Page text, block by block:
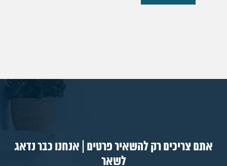
אתם צריכים רק להשאיר פרטים | אנחנו כבר נדאג
לשאר